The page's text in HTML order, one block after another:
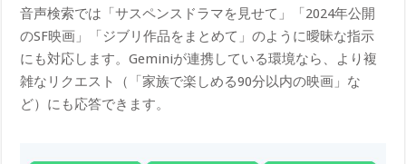
音声検索では「サスペンスドラマを見せて」「2024年公開
のSF映画」「ジブリ作品をまとめて」のように曖昧な指示
にも対応します。Geminiが連携している環境なら、より複
雑なリクエスト（「家族で楽しめる90分以内の映画」な
ど）にも応答できます。